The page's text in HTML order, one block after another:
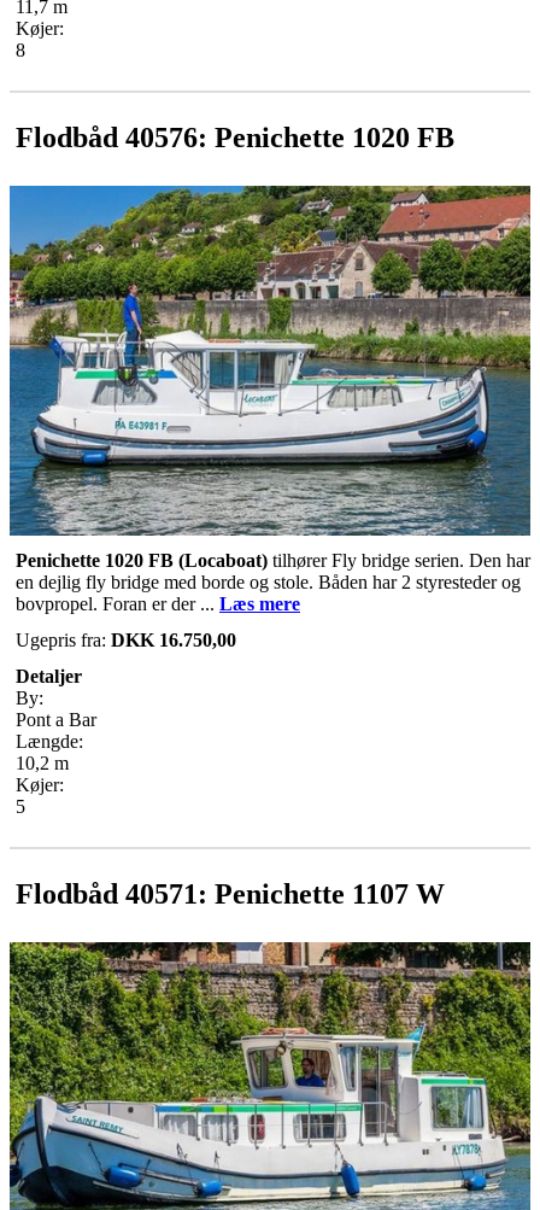
11,7 m
Køjer:
8
Flodbåd 40576: Penichette 1020 FB
Penichette 1020 FB (Locaboat) tilhører Fly bridge serien. Den har
en dejlig fly bridge med borde og stole. Båden har 2 styresteder og
bovpropel. Foran er der ... Læs mere
Ugepris fra: DKK 16.750,00
Detaljer
By:
Pont a Bar
Længde:
10,2 m
Køjer:
5
Flodbåd 40571: Penichette 1107 W